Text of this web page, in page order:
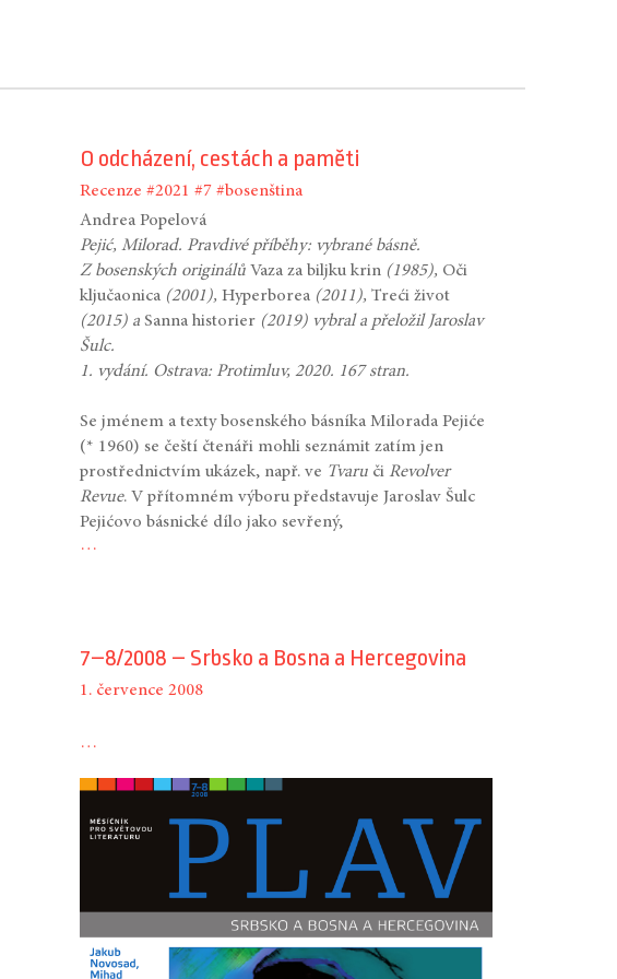
O odcházení, cestách a paměti
Recenze #2021 #7 #bosenština
Andrea Popelová
Pejić, Milorad. Pravdivé příběhy: vybrané básně.
Z bosenských originálů Vaza za biljku krin (1985), Oči
ključaonica (2001), Hyperborea (2011), Treći život
(2015) a Sanna historier (2019) vybral a přeložil Jaroslav
Šulc.
1. vydání. Ostrava: Protimluv, 2020. 167 stran.
Se jménem a texty bosenského básníka Milorada Pejiće
(* 1960) se čeští čtenáři mohli seznámit zatím jen
prostřednictvím ukázek, např. ve Tvaru či Revolver
Revue. V přítomném výboru představuje Jaroslav Šulc
Pejićovo básnické dílo jako sevřený,
…
7–8/2008 – Srbsko a Bosna a Hercegovina
1. července 2008
…